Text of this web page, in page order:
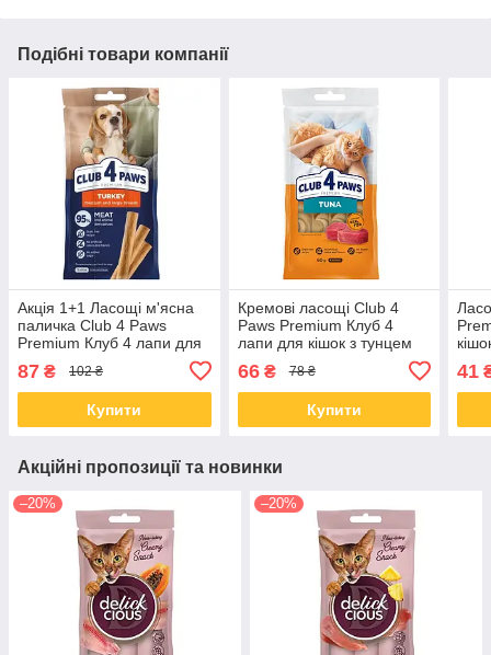
Подібні товари компанії
Акція 1+1 Ласощі м'ясна
паличка Club 4 Paws
Premium Клуб 4 лапи для
собак середніх та великих
порід з індичкою 60 гр
87 ₴ 102 ₴
Купити
Кремові ласощі Club 4
Paws Premium Клуб 4
лапи для кішок з тунцем
66₴ 78 ₴
Купити
41
Акційні пропозиції та новинки
–20% –20%